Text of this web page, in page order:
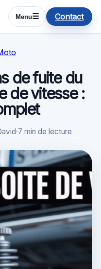
Menu☰ Contact
de fuite du
de vitesse :
·7 min de lecture